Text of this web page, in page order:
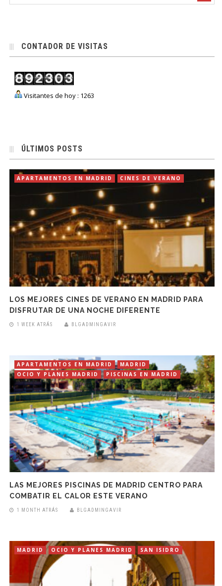
CONTADOR DE VISITAS
Visitantes de hoy : 1263
ÚLTIMOS POSTS
APARTAMENTOS EN MADRID CINES DE VERANO
LOS MEJORES CINES DE VERANO EN MADRID PARA
DISFRUTAR DE UNA NOCHE DIFERENTE
1 WEEK ATRÁS BLGADMINGAVIR
APARTAMENTOS EN MADRID
MADRID
OCIO Y PLANES MADRID
PISCINAS EN MADRID
LAS MEJORES PISCINAS DE MADRID CENTRO PARA
COMBATIR EL CALOR ESTE VERANO
1 MONTH ATRÁS BLGADMINGAVIR
MADRID OCIO Y PLANES MADRID SAN ISIDRO